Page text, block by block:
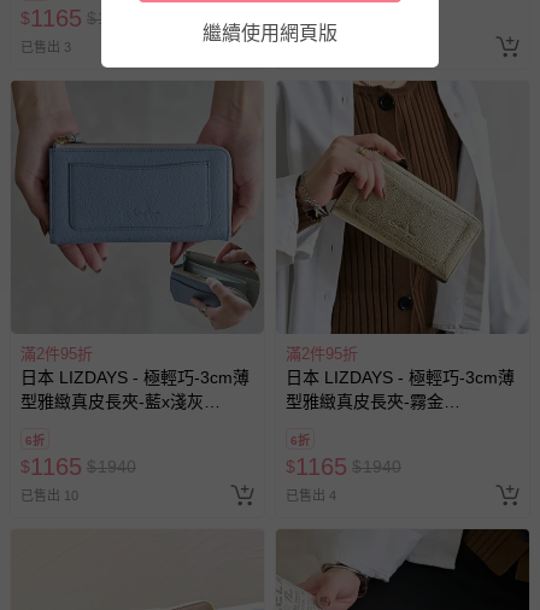
$1165 $1940
已售出 3
1165
已售出 3
滿2件95折
日本 LIZDAYS - 極輕巧-3cm薄
型雅緻真皮長夾-藍x淺灰
6折
$1165 $1940
已售出 10
滿2件95折
日本 LIZDAYS - 極輕巧-3cm薄
型雅緻真皮長夾-霧金
6折
$1165 $1940
已售出 4
繼續使用網頁版